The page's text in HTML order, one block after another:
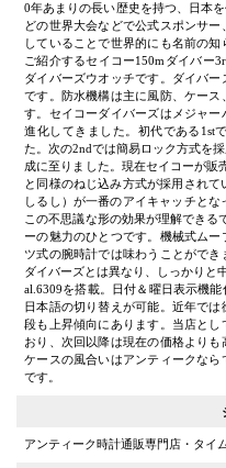
0年あまりの長い歴史を持つ、日本
どの世界大会などで公式スポンサ
していることで世界的にも名前の
ご紹介するセイコー150mダイバー
ダイバーズウオッチです。ダイバー
です。防水機構は主に風防、ケー
す。セイコーダイバーズはメジャー
進化してきました。初代である1st
た。次の2ndでは簡易ロック方式を
成に至りました。現在セイコーが販
と同様のねじ込み方式が採用され
しるし）が一番のアイキャッチとな
この不思議な形の効果が理解でき
ーの魅力のひとつです。機械式ム
ツ式の腕時計では味わうことがで
ダイバーズとは異なり、しっかりと
al.6309を搭載。日付＆曜日表示機
日本語の切り替えが可能。近年で
段も上昇傾向にあります。当店と
おり、次回以降は現在の価格より
ケースの風合いはアンティークな
です。
アンティーク時計通販専門店・タイ